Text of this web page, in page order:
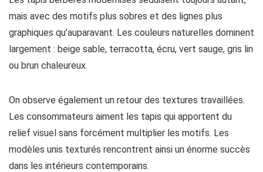
mais avec des motifs plus sobres et des lignes plus
graphiques qu’auparavant. Les couleurs naturelles dominent
largement : beige sable, terracotta, écru, vert sauge, gris lin
ou brun chaleureux.
On observe également un retour des textures travaillées.
Les consommateurs aiment les tapis qui apportent du
relief visuel sans forcément multiplier les motifs. Les
modèles unis texturés rencontrent ainsi un énorme succès
dans les intérieurs contemporains.